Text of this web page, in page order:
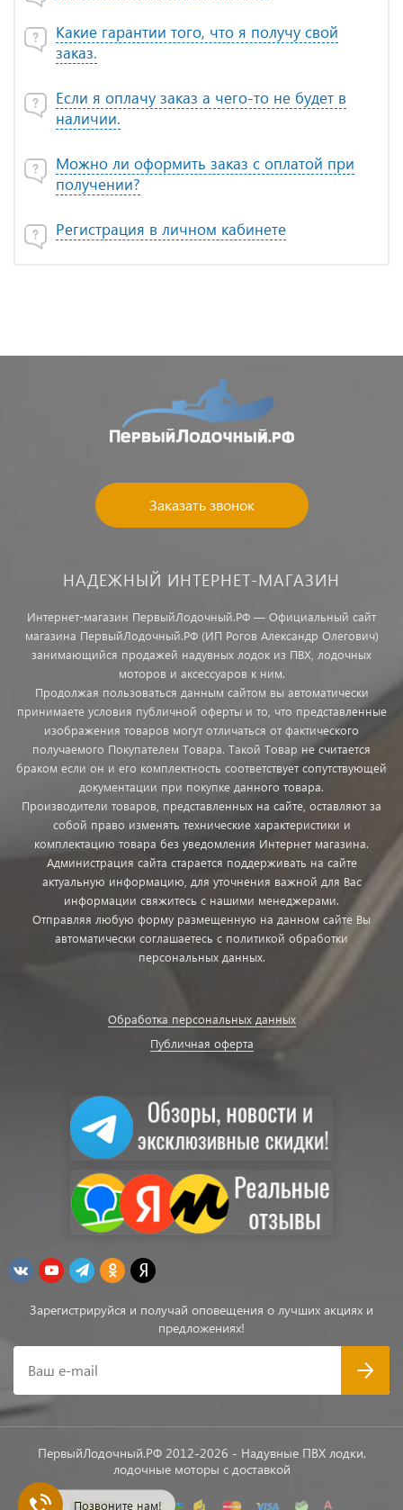
Какие гарантии того, что я получу свой
заказ.
Если я оплачу заказ а чего-то не будет в
наличии.
Можно ли оформить заказ с оплатой при
получении?
Регистрация в личном кабинете
Заказать звонок
НАДЕЖНЫЙ ИНТЕРНЕТ-МАГАЗИН
Интернет-магазин ПервыйЛодочный.РФ — Официальный сайт
магазина ПервыйЛодочный.РФ (ИП Рогов Александр Олегович)
занимающийся продажей надувных лодок из ПВХ, лодочных
моторов и аксессуаров к ним.
Продолжая пользоваться данным сайтом вы автоматически
принимаете условия публичной оферты и то, что представленные
изображения товаров могут отличаться от фактического
получаемого Покупателем Товара. Такой Товар не считается
браком если он и его комплектность соответствует сопутствующей
документации при покупке данного товара.
Производители товаров, представленных на сайте, оставляют за
собой право изменять технические характеристики и
комплектацию товара без уведомления Интернет магазина.
Администрация сайта старается поддерживать на сайте
актуальную информацию, для уточнения важной для Вас
информации свяжитесь с нашими менеджерами.
Отправляя любую форму размещенную на данном сайте Вы
автоматически соглашаетесь с политикой обработки
персональных данных.
Обработка персональных данных
Публичная оферта
Зарегистрируйся и получай оповещения о лучших акциях и
предложениях!
Ваш e-mail
ПервыйЛодочный.РФ 2012-2026 - Надувные ПВХ лодки,
лодочные моторы с доставкой
Позвоните нам!